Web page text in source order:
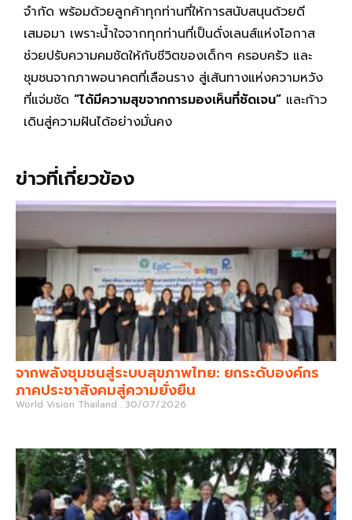
จำกัด พร้อมด้วยลูกค้าทุกท่านที่ให้การสนับสนุนด้วยดี
เสมอมา เพราะน้ำใจจากทุกท่านที่เป็นดั่งเลนส์แห่งโอกาส
ช่วยปรับความคมชัดให้กับชีวิตของเด็กๆ ครอบครัว และ
ชุมชนจากภาพอนาคตที่เลือนราง สู่เส้นทางแห่งความหวัง
ที่แจ่มชัด “ได้มีความสุขจากการมองเห็นที่ชัดเจน” และก้าว
เดินสู่ความฝันได้อย่างมั่นคง
ข่าวที่เกี่ยวข้อง
จากพลังชุมชนสู่ระบบสุขภาพไทย: ยกระดับองค์กร
ภาคประชาสังคมสู่ความยั่งยืน
World Vision Thailand 30/07/2026